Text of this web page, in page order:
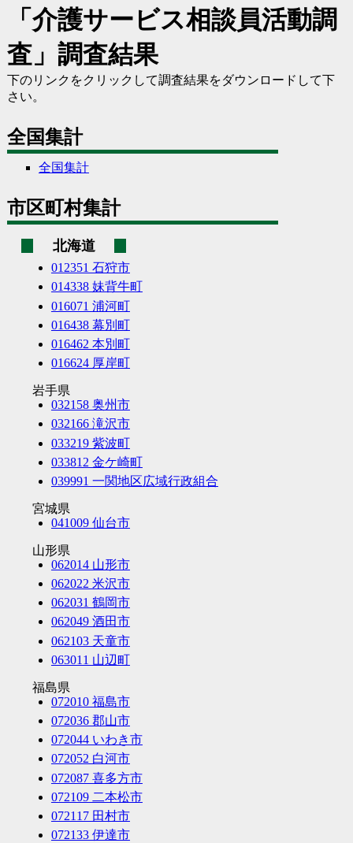
「介護サービス相談員活動調
査」調査結果
下のリンクをクリックして調査結果をダウンロードして下
さい。
全国集計
全国集計
市区町村集計
北海道
012351 石狩市
014338 妹背牛町
016071 浦河町
016438 幕別町
016462 本別町
016624 厚岸町
岩手県
032158 奥州市
032166 滝沢市
033219 紫波町
033812 金ケ崎町
039991 一関地区広域行政組合
宮城県
041009 仙台市
山形県
062014 山形市
062022 米沢市
062031 鶴岡市
062049 酒田市
062103 天童市
063011 山辺町
福島県
072010 福島市
072036 郡山市
072044 いわき市
072052 白河市
072087 喜多方市
072109 二本松市
072117 田村市
072133 伊達市